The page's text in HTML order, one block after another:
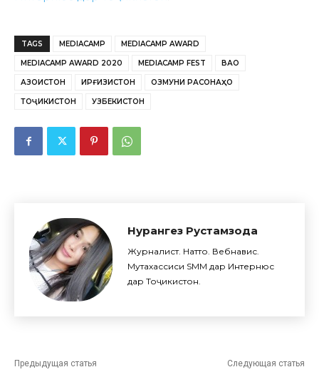
TAGS MEDIACAMP MEDIACAMP AWARD
MEDIACAMP AWARD 2020 MEDIACAMP FEST ВАО
ҚАЗОҚИСТОН ҚИРҒИЗИСТОН ОЗМУНИ РАСОНАҲО
ТОҶИКИСТОН УЗБЕКИСТОН
Нурангез Рустамзода
Журналист. Наттоқ. Вебнавис.
Мутахассиси SMM дар Интернюс
дар Тоҷикистон.
Предыдущая статья Следующая статья